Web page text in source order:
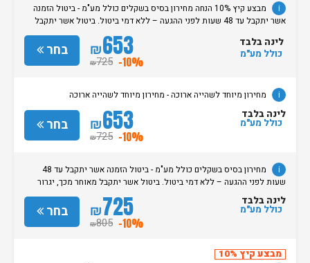
i
מבצע קיץ 10% הנחה מחירון בסיס בשקלים כולל מע"מ - ביטול הזמנה
אשר יתקבל עד 48 שעות לפני ההגעה – ללא דמי ביטול. ביטול אשר יתקבל
מאוחר מכך, יגרור חיוב בסך 50% מעלות ההזמנה. אי הגעה ללא כל הודעה
מוקדמת תגרור חיוב בסך 100% מעלות ההזמנה. מדיניות קבלת/עזיבת חדרים:
שעת קבלת החדרים הינה החל מהשעה 15:00. בימי שבת / חג: קבלת חדרים
החל מצאת השבת/החג. שעת עזיבת חדרים בכל ימות השבוע עד השעה 11:00.
בחר ₪653
₪725 -10%
לינה בלבד
כולל מע"מ
i מחירון מיוחד לשהייה ארוכה - מחירון מיוחד לשהייה ארוכה
בחר ₪653
₪725 -10%
לינה בלבד
כולל מע"מ
i
מחירון בסיס בשקלים כולל מע"מ - ביטול הזמנה אשר יתקבל עד 48
שעות לפני ההגעה – ללא דמי ביטול. ביטול אשר יתקבל מאוחר מכך, יגרור
חיוב בסך 50% מעלות ההזמנה. אי הגעה ללא כל הודעה מוקדמת תגרור חיוב
בסך 100% מעלות ההזמנה. מדיניות קבלת/עזיבת חדרים: שעת קבלת החדרים
הינה החל מהשעה 15:00. בימי שבת / חג: קבלת חדרים החל מצאת
השבת/החג. שעת עזיבת חדרים בכל ימות השבוע עד השעה 11:00. בימי שבת/
בחר ₪725
₪805 -10%
לינה בלבד
כולל מע"מ
מבצע קיץ 10%